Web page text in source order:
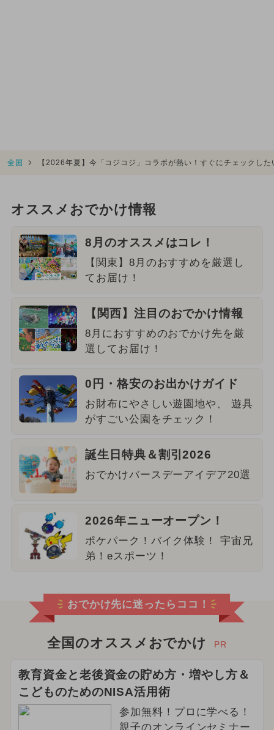
全国 【2026年夏】今「コジコジ」コラボが熱い！すぐにチェックし
オススメおでかけ情報
8月のオススメはコレ！
【関東】8月のおすすめを厳選し
てお届け！
【関西】注目のおでかけ情報
8月におすすめのおでかけ先を厳
選してお届け！
0円・格安のお出かけガイド
お財布にやさしい遊園地や、 遊具
がすごい公園をチェック！
誕生日特典＆割引2026
おでかけバースデーアイデア20選
2026年ニューオープン！
ポケパーク！バイク体験！ 宇宙兄
弟！eスポーツ！
おでかけ先に迷ったらココ！
全国のオススメおでかけ PR
教育資金と老後資金の貯め方・増やし方＆
こどものためのNISA活用術
参加無料！プロに学べる！
親子のオンラインセミナー